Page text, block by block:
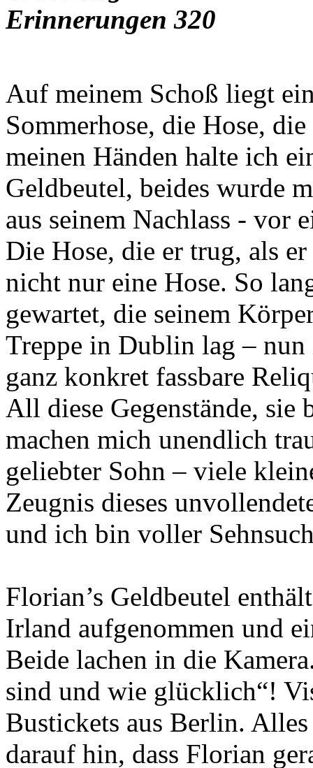
Erinnerungen 320
Auf meinem Schoß liegt
Sommerhose, die Hose,
meinen Händen halte ich
Geldbeutel, beides wurde
aus seinem Nachlass - vor
Die Hose, die er trug, als
nicht nur eine Hose. So
gewartet, die seinem
Treppe in Dublin lag – nun
ganz konkret fassbare
All diese Gegenstände, sie
machen mich unendlich
geliebter Sohn – viele
Zeugnis dieses
und ich bin voller
Florian’s Geldbeutel
Irland aufgenommen und
Beide lachen in die
sind und wie glücklich“!
Bustickets aus Berlin.
darauf hin, dass Florian